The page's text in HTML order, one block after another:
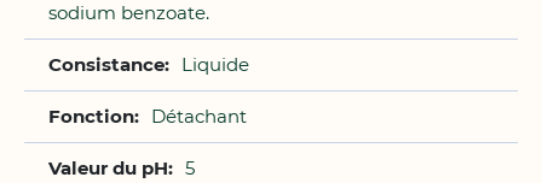
sodium benzoate.
Liquide
Détachant
5